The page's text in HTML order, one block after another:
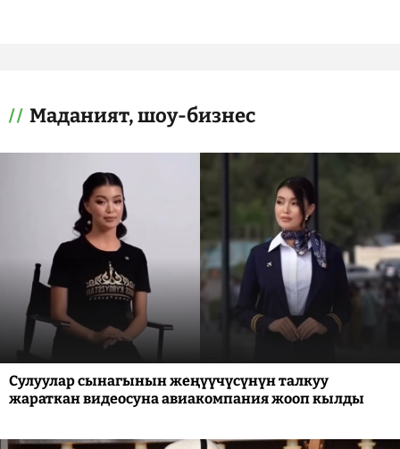
Маданият, шоу-бизнес
Сулуулар сынагынын жеңүүчүсүнүн талкуу
жараткан видеосуна авиакомпания жооп кылды